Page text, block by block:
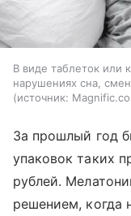
В виде таблеток или
нарушениях сна,
источник:
За прошлый год
упаковок таких
рублей.
решением, когда